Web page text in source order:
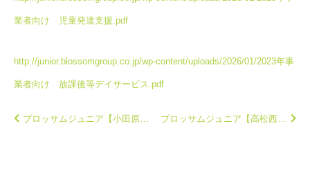
業者向け 児童発達支援.pdf
http://junior.blossomgroup.co.jp/wp-content/uploads/2026/01/2023年事
業者向け 放課後等デイサービス.pdf
ブロッサムジュニア【小田原鴨宮教室】 １２月オープン！ ブロッサムジュニア【高松西教室】 ２月オープン！